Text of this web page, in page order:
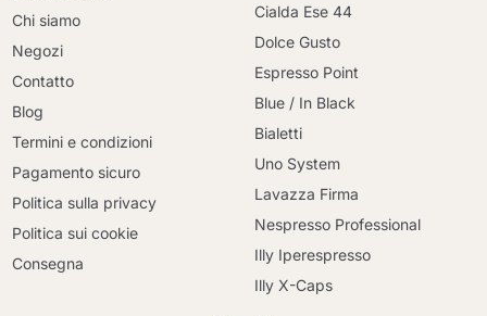
Chi siamo
Negozi
Contatto
Blog
Termini e condizioni
Pagamento sicuro
Politica sulla privacy
Politica sui cookie
Consegna
Cialda Ese 44
Dolce Gusto
Espresso Point
Blue / In Black
Bialetti
Uno System
Lavazza Firma
Nespresso Professional
Illy Iperespresso
Illy X-Caps